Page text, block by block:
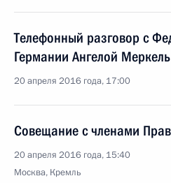
Телефонный разговор с
Германии Ангелой Меркель
20 апреля 2016 года, 17:00
Совещание с членами
20 апреля 2016 года, 15:40
Москва, Кремль